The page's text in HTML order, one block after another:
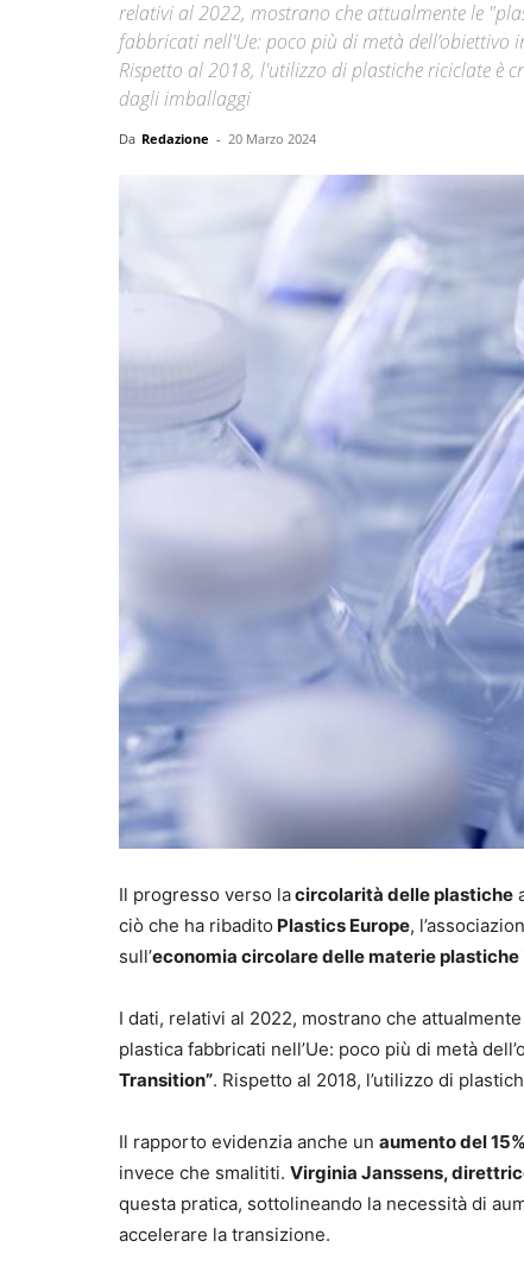
relativi al 2022, mostrano che attualmente le
fabbricati nell'Ue: poco più di metà dell’obiettivo
Rispetto al 2018, l'utilizzo di plastiche riciclate è
dagli imballaggi
Da Redazione - 20 Marzo 2024
Il progresso verso lacircolarità delle plastiche
ciò che ha ribadito Plastics Europe,
sull’economia circolare delle materie plastiche
I dati, relativi al 2022, mostrano che attualmente
plastica fabbricati nell’Ue: poco più di metà
Transition”. Rispetto al 2018, l’utilizzo di
Il rapporto evidenzia anche un aumento del
invece che smalititi. Virginia Janssens,
questa pratica, sottolineando la necessità di
accelerare la transizione.